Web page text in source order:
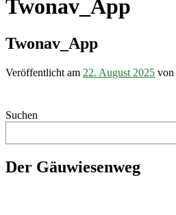
Twonav_App
Twonav_App
Veröffentlicht am 22. August 2025 von
Suchen
Der Gäuwiesenweg